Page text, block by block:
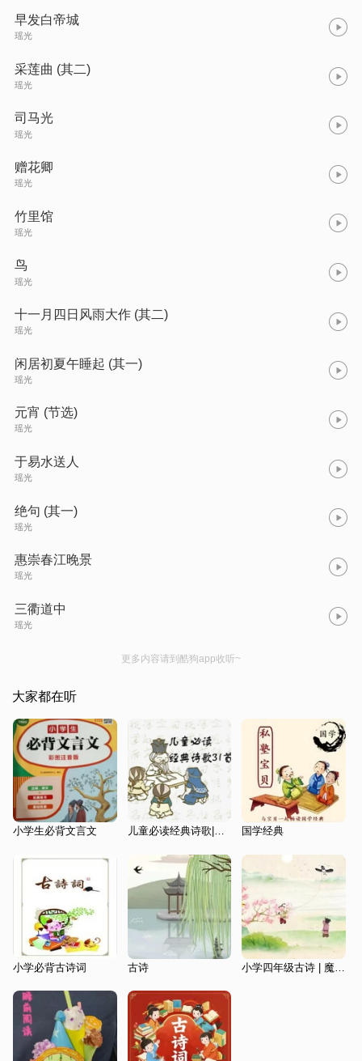
早发白帝城
瑶光
采莲曲 (其二)
瑶光
司马光
瑶光
赠花卿
瑶光
竹里馆
瑶光
鸟
瑶光
十一月四日风雨大作 (其二)
瑶光
闲居初夏午睡起 (其一)
瑶光
元宵 (节选)
瑶光
于易水送人
瑶光
绝句 (其一)
瑶光
惠崇春江晚景
瑶光
三衢道中
瑶光
更多内容请到酷狗app收听~
大家都在听
小学生必背文言文 儿童必读经典诗歌|陶冶孩子情操|提高孩子语文水平 国学经典
小学必背古诗词 古诗